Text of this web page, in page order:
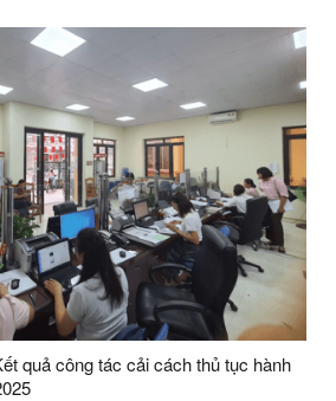
quả công tác cải cách thủ tục hành